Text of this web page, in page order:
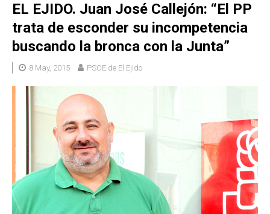
EL EJIDO. Juan José Callejón: “El PP
trata de esconder su incompetencia
buscando la bronca con la Junta”
8 May, 2015 PSOE de El Ejido